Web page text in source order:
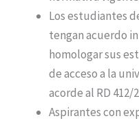
Los estudiantes
tengan acuerdo
homologar sus
de acceso a la
acorde al RD 412/
Aspirantes con